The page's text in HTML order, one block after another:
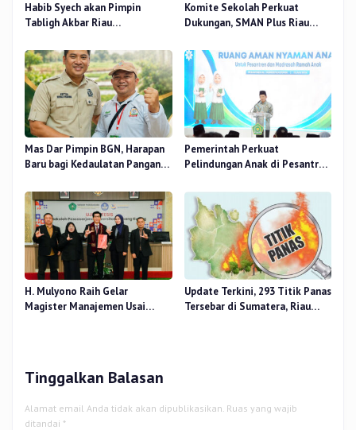
Habib Syech akan Pimpin
Tabligh Akbar Riau
Nur, Besok
Komite Sekolah Perkuat
Dukungan, SMAN Plus Riau
Pendidikan
Mas Dar Pimpin BGN, Harapan
Baru bagi Kedaulatan Pangan
Pemerintah Perkuat
Pelindungan Anak di Pesantren
RANA
H. Mulyono Raih Gelar
Magister Manajemen Usai
Update Terkini, 293 Titik Panas
Tersebar di Sumatera, Riau
Tinggalkan Balasan
Alamat email Anda tidak akan dipublikasikan. Ruas yang wajib
ditandai *